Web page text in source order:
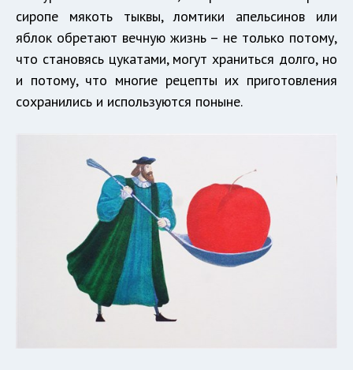
сиропе мякоть тыквы, ломтики апельсинов или
яблок обретают вечную жизнь – не только потому,
что становясь цукатами, могут храниться долго, но
и потому, что многие рецепты их приготовления
сохранились и используются поныне.